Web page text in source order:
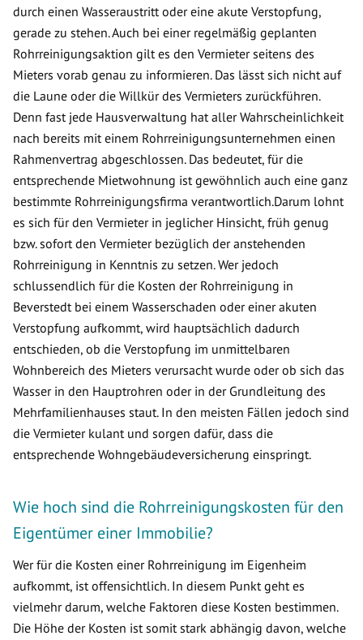
durch einen Wasseraustritt oder eine akute Verstopfung,
gerade zu stehen. Auch bei einer regelmäßig geplanten
Rohrreinigungsaktion gilt es den Vermieter seitens des
Mieters vorab genau zu informieren. Das lässt sich nicht auf
die Laune oder die Willkür des Vermieters zurückführen.
Denn fast jede Hausverwaltung hat aller Wahrscheinlichkeit
nach bereits mit einem Rohrreinigungsunternehmen einen
Rahmenvertrag abgeschlossen. Das bedeutet, für die
entsprechende Mietwohnung ist gewöhnlich auch eine ganz
bestimmte Rohrreinigungsfirma verantwortlich.Darum lohnt
es sich für den Vermieter in jeglicher Hinsicht, früh genug
bzw. sofort den Vermieter bezüglich der anstehenden
Rohrreinigung in Kenntnis zu setzen. Wer jedoch
schlussendlich für die Kosten der Rohrreinigung in
Beverstedt bei einem Wasserschaden oder einer akuten
Verstopfung aufkommt, wird hauptsächlich dadurch
entschieden, ob die Verstopfung im unmittelbaren
Wohnbereich des Mieters verursacht wurde oder ob sich das
Wasser in den Hauptrohren oder in der Grundleitung des
Mehrfamilienhauses staut. In den meisten Fällen jedoch sind
die Vermieter kulant und sorgen dafür, dass die
entsprechende Wohngebäudeversicherung einspringt.
Wie hoch sind die Rohrreinigungskosten für den
Eigentümer einer Immobilie?
Wer für die Kosten einer Rohrreinigung im Eigenheim
aufkommt, ist offensichtlich. In diesem Punkt geht es
vielmehr darum, welche Faktoren diese Kosten bestimmen.
Die Höhe der Kosten ist somit stark abhängig davon, welche